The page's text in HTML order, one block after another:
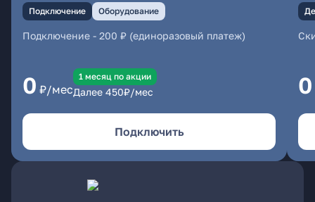
Подключение Оборудование
Подключение - 200 ₽ (единоразовый платеж)
0 ₽/мес
1 месяц по акции
Далее 450₽/мес
Подключить
0